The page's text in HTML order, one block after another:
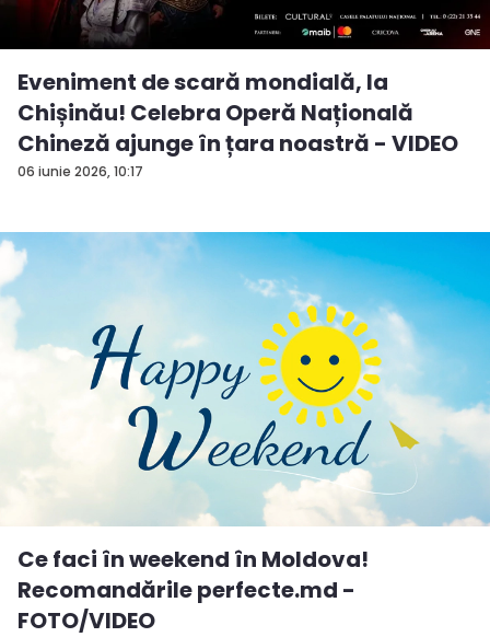
06 iunie 2026, 10:17
Eveniment de scară mondială, la
Chișinău! Celebra Operă Națională
Chineză ajunge în țara noastră - VIDEO
Ce faci în weekend în Moldova!
Recomandările perfecte.md -
FOTO/VIDEO